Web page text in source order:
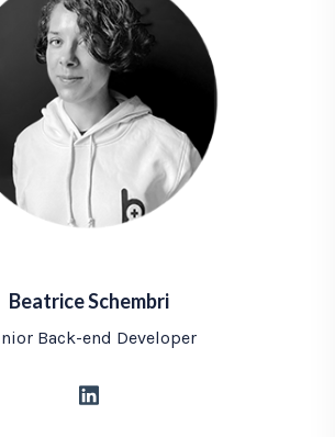
Beatrice Schembri
Back-end Developer